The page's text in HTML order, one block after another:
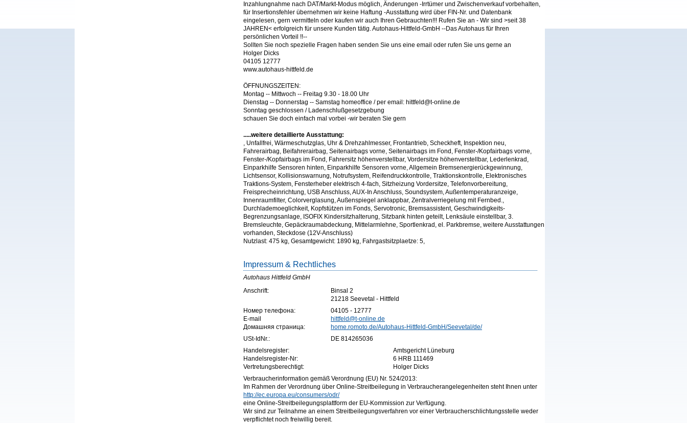
Inzahlungnahme nach DAT/Markt-Modus möglich, Änderungen -Irrtümer und Zwischenverkauf vorbehalten,
für Insertionsfehler übernehmen wir keine Haftung -Ausstattung wird über FIN-Nr. und Datenbank
eingelesen, gern vermitteln oder kaufen wir auch Ihren Gebrauchten!!! Rufen Sie an - Wir sind >seit 38
JAHREN< erfolgreich für unsere Kunden tätig. Autohaus-Hittfeld-GmbH --Das Autohaus für Ihren
persönlichen Vorteil !!--
Sollten Sie noch spezielle Fragen haben senden Sie uns eine email oder rufen Sie uns gerne an
Holger Dicks
04105 12777
www.autohaus-hittfeld.de
ÖFFNUNGSZEITEN:
Montag -- Mittwoch -- Freitag 9.30 - 18.00 Uhr
Dienstag -- Donnerstag -- Samstag homeoffice / per email: hittfeld@t-online.de
Sonntag geschlossen / Ladenschlußgesetzgebung
schauen Sie doch einfach mal vorbei -wir beraten Sie gern
.....weitere detaillierte Ausstattung:
, Unfallfrei, Wärmeschutzglas, Uhr & Drehzahlmesser, Frontantrieb, Scheckheft, Inspektion neu,
Fahrerairbag, Beifahrerairbag, Seitenairbags vorne, Seitenairbags im Fond, Fenster-/Kopfairbags vorne,
Fenster-/Kopfairbags im Fond, Fahrersitz höhenverstellbar, Vordersitze höhenverstellbar, Lederlenkrad,
Einparkhilfe Sensoren hinten, Einparkhilfe Sensoren vorne, Allgemein Bremsenergierückgewinnung,
Lichtsensor, Kollisionswarnung, Notrufsystem, Reifendruckkontrolle, Traktionskontrolle, Elektronisches
Traktions-System, Fensterheber elektrisch 4-fach, Sitzheizung Vordersitze, Telefonvorbereitung,
Freisprecheinrichtung, USB Anschluss, AUX-In Anschluss, Soundsystem, Außentemperaturanzeige,
Innenraumfilter, Colorverglasung, Außenspiegel anklappbar, Zentralverriegelung mit Fernbed.,
Durchlademoeglichkeit, Kopfstützen im Fonds, Servotronic, Bremsassistent, Geschwindigkeits-
Begrenzungsanlage, ISOFIX Kindersitzhalterung, Sitzbank hinten geteilt, Lenksäule einstellbar, 3.
Bremsleuchte, Gepäckraumabdeckung, Mittelarmlehne, Sportlenkrad, el. Parkbremse, weitere Ausstattungen
vorhanden, Steckdose (12V-Anschluss)
Nutzlast: 475 kg, Gesamtgewicht: 1890 kg, Fahrgastsitzplaetze: 5,
Impressum & Rechtliches
Autohaus Hittfeld GmbH
Anschrift:
Binsal 2
21218 Seevetal - Hittfeld
Номер телефона:
04105 - 12777
E-mail
hittfeld@t-online.de
Домашняя страница:
home.romoto.de/Autohaus-Hittfeld-GmbH/Seevetal/de/
USt-IdNr.:
DE 814265036
Handelsregister:
Amtsgericht Lüneburg
Handelsregister-Nr:
6 HRB 111469
Vertretungsberechtigt:
Holger Dicks
Verbraucherinformation gemäß Verordnung (EU) Nr. 524/2013:
Im Rahmen der Verordnung über Online-Streitbeilegung in Verbraucherangelegenheiten steht Ihnen unter
http://ec.europa.eu/consumers/odr/
eine Online-Streitbeilegungsplattform der EU-Kommission zur Verfügung.
Wir sind zur Teilnahme an einem Streitbeilegungsverfahren vor einer Verbraucherschlichtungsstelle weder
verpflichtet noch freiwillig bereit.